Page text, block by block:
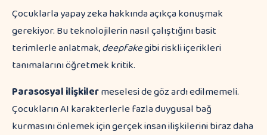
Çocuklarla yapay zeka hakkında açıkça konuşmak
gerekiyor. Bu teknolojilerin nasıl çalıştığını basit
terimlerle anlatmak,deepfakegibi riskli içerikleri
tanımalarını öğretmek kritik.
Parasosyal ilişkilermeselesi de göz ardı edilmemeli.
Çocukların AI karakterlerle fazla duygusal bağ
kurmasını önlemek için gerçek insan ilişkilerini biraz daha